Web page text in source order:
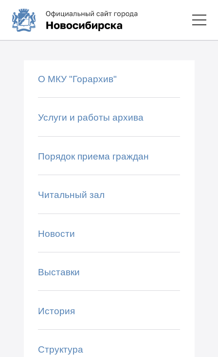
О МКУ "Горархив"
Услуги и работы архива
Порядок приема граждан
Читальный зал
Новости
Выставки
История
Структура